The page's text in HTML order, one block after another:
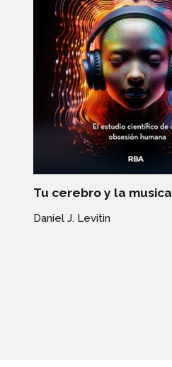
Tu cerebro y la musica
Daniel J. Levitin